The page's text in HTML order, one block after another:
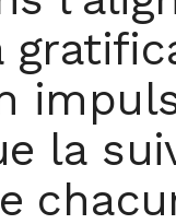
la